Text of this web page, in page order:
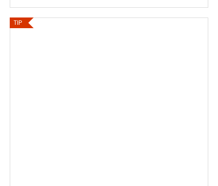
TIP